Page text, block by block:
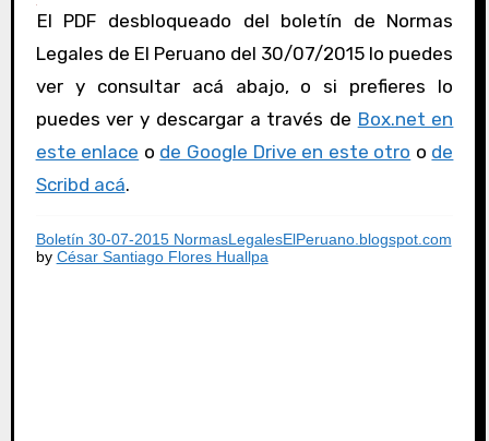
El PDF desbloqueado del boletín de Normas
Legales de El Peruano del 30/07/2015 lo puedes
ver y consultar acá abajo, o si prefieres lo
puedes ver y descargar a través de Box.net en
este enlace o de Google Drive en este otro o de
Scribd acá.
Boletín 30-07-2015 NormasLegalesElPeruano.blogspot.com
by César Santiago Flores Huallpa